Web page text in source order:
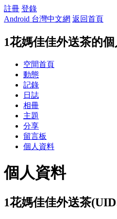
註冊 登錄
Android 台灣中文網 返回首頁
1花媽佳佳外送茶的個
空間首頁
動態
記錄
日誌
相冊
主題
分享
留言板
個人資料
個人資料
1花媽佳佳外送茶